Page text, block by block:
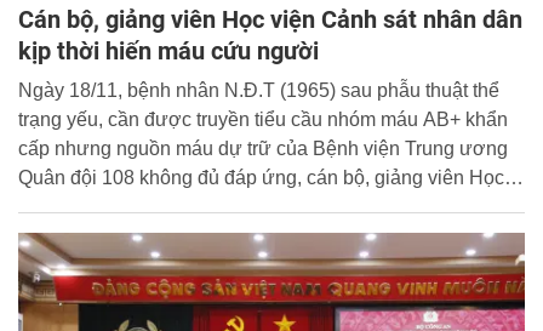
Cán bộ, giảng viên Học viện Cảnh sát nhân dân
kịp thời hiến máu cứu người
Ngày 18/11, bệnh nhân N.Đ.T (1965) sau phẫu thuật thể
trạng yếu, cần được truyền tiểu cầu nhóm máu AB+ khẩn
cấp nhưng nguồn máu dự trữ của Bệnh viện Trung ương
Quân đội 108 không đủ đáp ứng, cán bộ, giảng viên Học
bệnh nhân đã kịp thời có mặt để hiến máu cứu người.